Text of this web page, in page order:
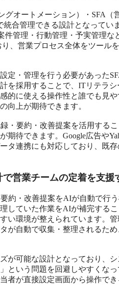
オートメーション）・SFA（
合管理できる設計となってい
管理・行動管理・予実管理な
、営業プロセス全体をツール
定・管理を行う必要があった
を採用することで、ITリテラ
的に使える操作性と誰でも見
向上が期待できます。
・要約・改善提案を活用する
期待できます。Google広告や
タ連携にも対応しており、既
営業チームの定着を支援
約・改善提案をAIが自動で行
していた作業をAIが補完する
い環境が整えられています。
が自動で収集・整理されるた
が可能な設計となっており、
という問題を回避しやすくな
者が直接設定画面から操作で